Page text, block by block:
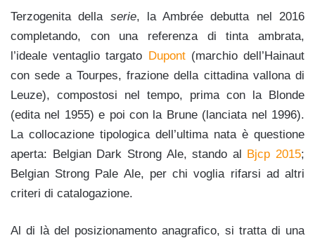
Terzogenita della serie, la Ambrée debutta nel 2016
completando, con una referenza di tinta ambrata,
l’ideale ventaglio targato Dupont(marchio dell’Hainaut
con sede a Tourpes, frazione della cittadina vallona di
Leuze), compostosi nel tempo, prima con la Blonde
(edita nel 1955) e poi con la Brune (lanciata nel 1996).
La collocazione tipologica dell’ultima nata è questione
aperta: Belgian Dark Strong Ale, stando al Bjcp 2015;
Belgian Strong Pale Ale, per chi voglia rifarsi ad altri
criteri di catalogazione.
Al di là del posizionamento anagrafico, si tratta di una